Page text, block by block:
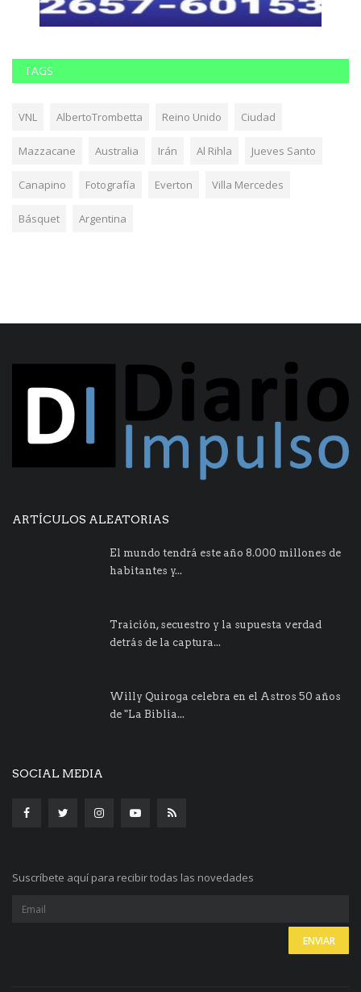
TAGS
VNL AlbertoTrombetta Reino Unido Ciudad
Mazzacane Australia Irán Al Rihla Jueves Santo
Canapino Fotografía Everton Villa Mercedes
Básquet Argentina
ARTÍCULOS ALEATORIAS
El mundo tendrá este año 8.000 millones de
habitantes y...
Traición, secuestro y la supuesta verdad
detrás de la captura...
Willy Quiroga celebra en el Astros 50 años
de "La Biblia...
SOCIAL MEDIA
Suscríbete aquí para recibir todas las novedades